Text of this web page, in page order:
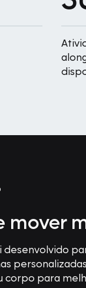
mover
desenvolvido
corpo para